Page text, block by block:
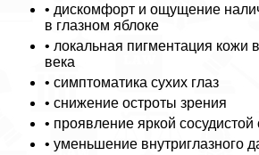
• дискомфорт и ощущение
в глазном яблоке
• локальная пигментация кожи
века
• симптоматика сухих глаз
• снижение остроты зрения
• проявление яркой сосудистой
• уменьшение внутриглазного